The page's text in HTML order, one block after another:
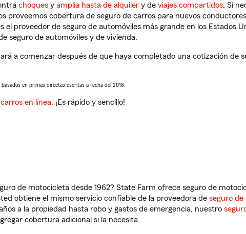
choques y amplia hasta de alquiler y de viajes compartidos. Si
proveemos cobertura de seguro de carros para nuevos
el proveedor de seguro de automóviles más grande en los Estados
seguro de automóviles y de vivienda.
a comenzar después de que haya completado una cotización de
en primas directas escritas a fecha del 2018.
en línea. ¡Es rápido y sencillo!
de motocicleta desde 1962? State Farm ofrece seguro de
obtiene el mismo servicio confiable de la proveedora de seguro de
a la propiedad hasta robo y gastos de emergencia, nuestro
cobertura adicional si la necesita.